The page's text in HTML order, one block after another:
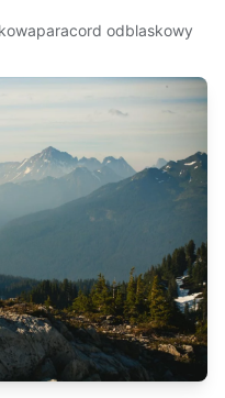
paracord odblaskowy